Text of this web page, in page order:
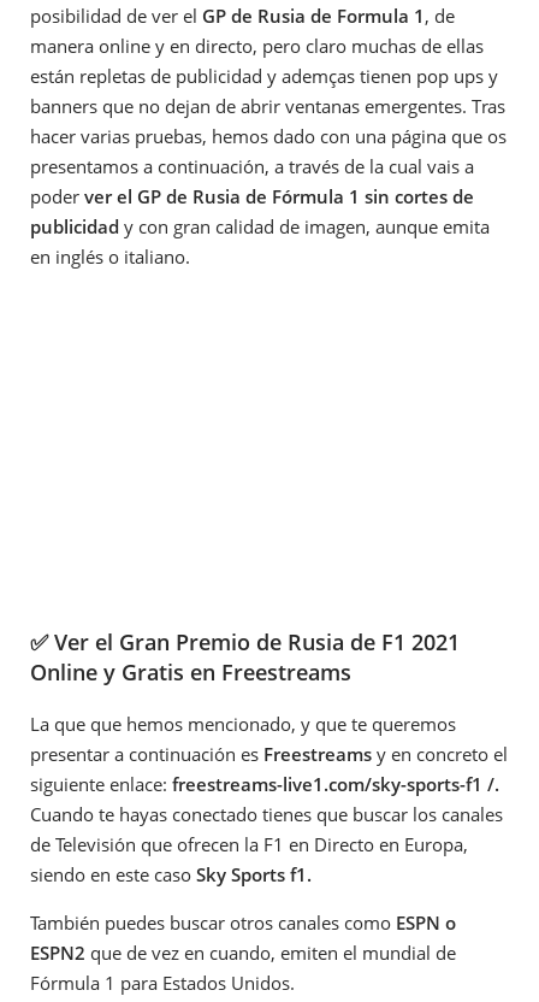
posibilidad de ver el GP de Rusia de Formula 1 , de
manera online y en directo, pero claro muchas de ellas
están repletas de publicidad y ademças tienen pop ups y
banners que no dejan de abrir ventanas emergentes. Tras
hacer varias pruebas, hemos dado con una página que os
presentamos a continuación, a través de la cual vais a
poder ver el GP de Rusia de Fórmula 1 sin cortes de
publicidad y con gran calidad de imagen, aunque emita
en inglés o italiano.
✅ Ver el Gran Premio de Rusia de F1 2021
Online y Gratis en Freestreams
La que que hemos mencionado, y que te queremos
presentar a continuación es Freestreams y en concreto el
siguiente enlace: freestreams-live1.com/sky-sports-f1 /.
Cuando te hayas conectado tienes que buscar los canales
de Televisión que ofrecen la F1 en Directo en Europa,
siendo en este caso Sky Sports f1.
También puedes buscar otros canales como ESPN o
ESPN2 que de vez en cuando, emiten el mundial de
Fórmula 1 para Estados Unidos.